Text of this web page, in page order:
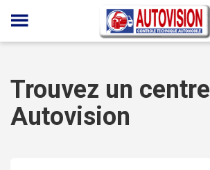
Panneau de gestion des cookies
Trouvez un centre
Autovision